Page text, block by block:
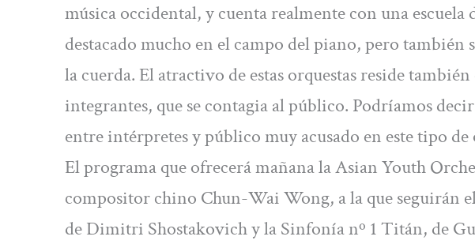
música occidental, y cuenta realmente con una
destacado mucho en el campo del piano, pero
la cuerda. El atractivo de estas orquestas reside
integrantes, que se contagia al público. Podríamos
entre intérpretes y público muy acusado en este tipo de
El programa que ofrecerá mañana la Asian Youth
compositor chino Chun-Wai Wong, a la que seguirán
de Dimitri Shostakovich y la Sinfonía nº 1 Titán, de